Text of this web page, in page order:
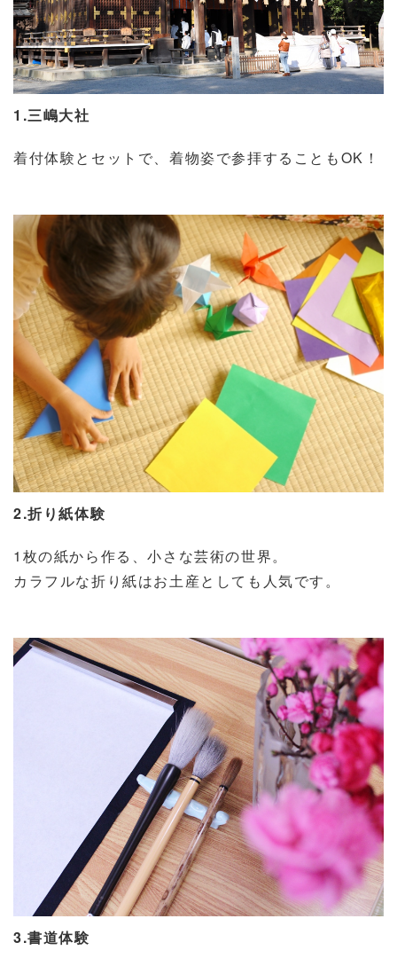
1.三嶋大社
着付体験とセットで、着物姿で参拝することもOK！
2.折り紙体験
1枚の紙から作る、小さな芸術の世界。
カラフルな折り紙はお土産としても人気です。
3.書道体験